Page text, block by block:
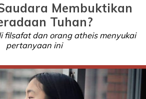
Membuktikan
Tuhan?
filsafat dan orang atheis menyukai
pertanyaan ini